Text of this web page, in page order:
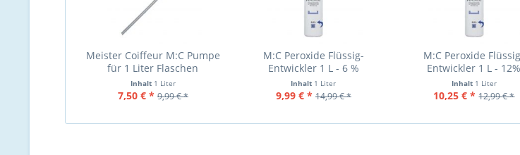
Meister Coiffeur M:C Pumpe
für 1 Liter Flaschen
Inhalt 1 Liter
7,50 € * 9,99 € *
M:C Peroxide Flüssig-
Entwickler 1 L - 6 %
Inhalt 1 Liter
9,99 € * 14,99 € *
M:C Peroxide
Entwickler 1 L - 12%
Inhalt 1 Liter
10,25 € * 12,99 € *